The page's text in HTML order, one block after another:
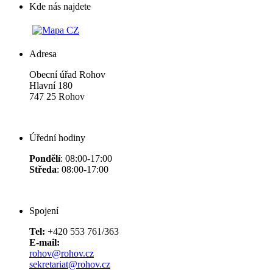
Kde nás najdete
Adresa
Obecní úřad Rohov
Hlavní 180
747 25 Rohov
Úřední hodiny
Pondělí: 08:00-17:00
Středa: 08:00-17:00
Spojení
Tel: +420 553 761/363
E-mail:
rohov@rohov.cz
sekretariat@rohov.cz